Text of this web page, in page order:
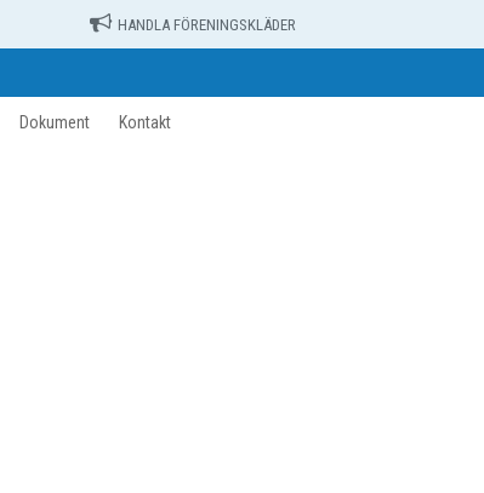
HANDLA FÖRENINGSKLÄDER
Dokument Kontakt